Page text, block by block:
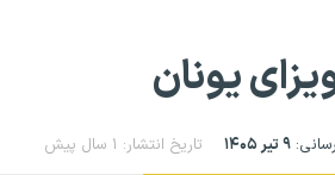
یونان
۹ تیر ۱۴۰۵ تاریخ انتشار: ۱ سال پیش